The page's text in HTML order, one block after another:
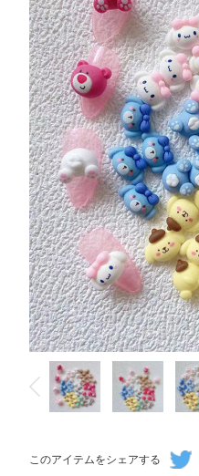
このアイテムをシェアする